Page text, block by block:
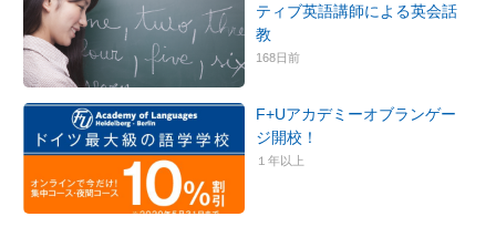
ティブ英語講師による英会話
教
168日前
F+Uアカデミーオブランゲー
ジ開校！
１年以上